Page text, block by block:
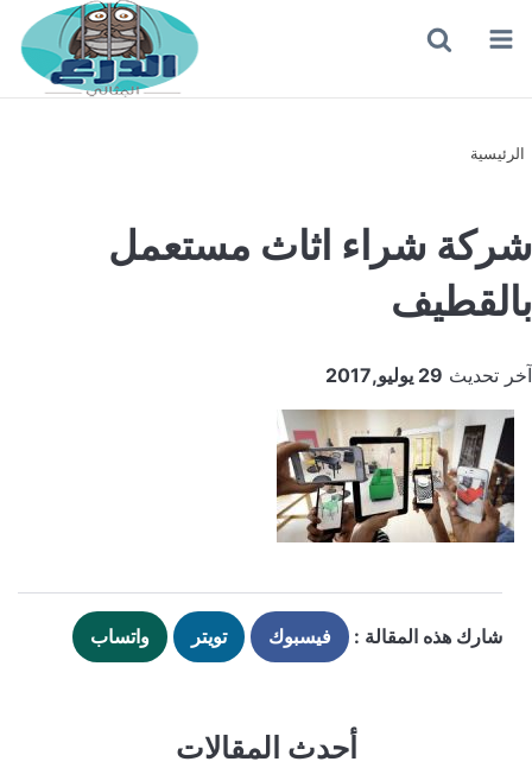
القائمة
الرئيسية
شركة شراء اثاث مستعمل
بالقطيف
آخر تحديث 29 يوليو,2017
شارك هذه المقالة : فيسبوك تويتر واتساب
أحدث المقالات